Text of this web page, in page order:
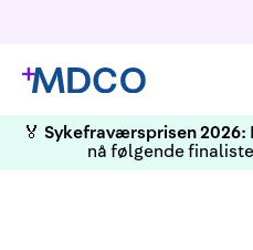
🏅 Sykefraværsprisen 2026:
nå følgende